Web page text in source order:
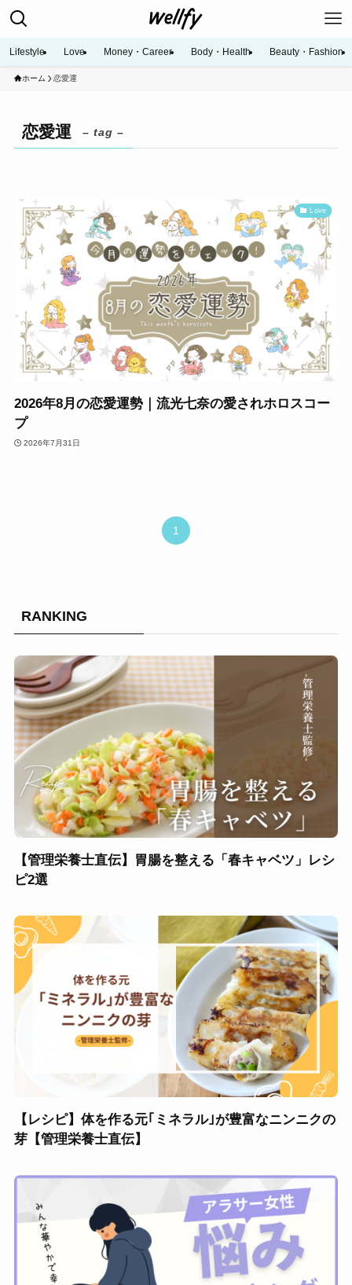
Lifestyle Love Money・Career Body・Health Beauty・Fashion
ホーム 恋愛運
恋愛運 – tag –
Love
2026年8月の恋愛運勢｜流光七奈の愛されホロスコー
プ
2026年7月31日
1
RANKING
【管理栄養士直伝】胃腸を整える「春キャベツ」レシ
ピ2選
【レシピ】体を作る元｢ミネラル｣が豊富なニンニクの
芽【管理栄養士直伝】